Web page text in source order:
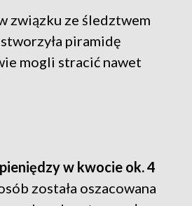
związku ze śledztwem
piramidę
mogli stracić nawet
w kwocie ok. 4
została oszacowana